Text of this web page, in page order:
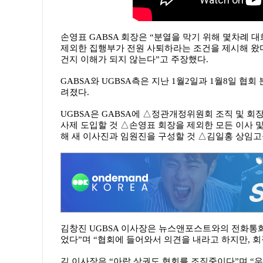
손영표 GABSA 회장은 “분열을 막기 위해 몇차례
제외한 집행부가 전원 사퇴하라는 조건을 제시해
건지 이해가 되지 않는다”고 주장했다.
GABSA와 UGBSA측은 지난 1월2일과 1월8일 협
려졌다.
UGBSA은 GABSA에 △정관개정위원회 조직 및 회
사제 도입할 것 △손영표 회장을 제외한 모든 이사
해 새 이사진과 임원진을 구성할 것 △김일홍 상임
김창진 UGBSA 이사장은 뉴스앤포스트와의 전화
었다”며 “협회에 들어와서 의견을 내라고 하지만,